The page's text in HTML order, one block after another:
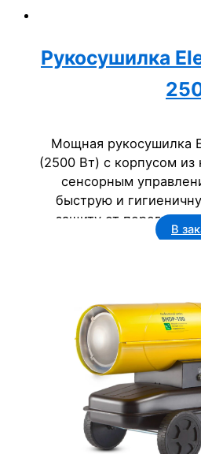
Рукосушилка
Мощная рукосушилка
(2500 Вт) с корпусом
сенсорным
быструю и
защиту от перегрева
Идеальное
В